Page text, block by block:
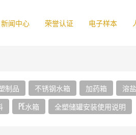
新闻中心 荣誉认证 电子样本
制品 不锈钢水箱 加药箱 溶
PE水箱 全塑储罐安装使用说明